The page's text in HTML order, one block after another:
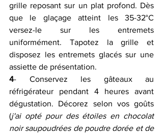
grille reposant sur un plat profond. Dès
que le glaçage atteint les 35-32°C
versez-le sur les entremets
uniformément. Tapotez la grille et
disposez les entremets glacés sur une
assiette de présentation.
4- Conservez les gâteaux au
réfrigérateur pendant 4 heures avant
dégustation. Décorez selon vos goûts
(j'ai opté pour des étoiles en chocolat
noir saupoudrées de poudre dorée et de